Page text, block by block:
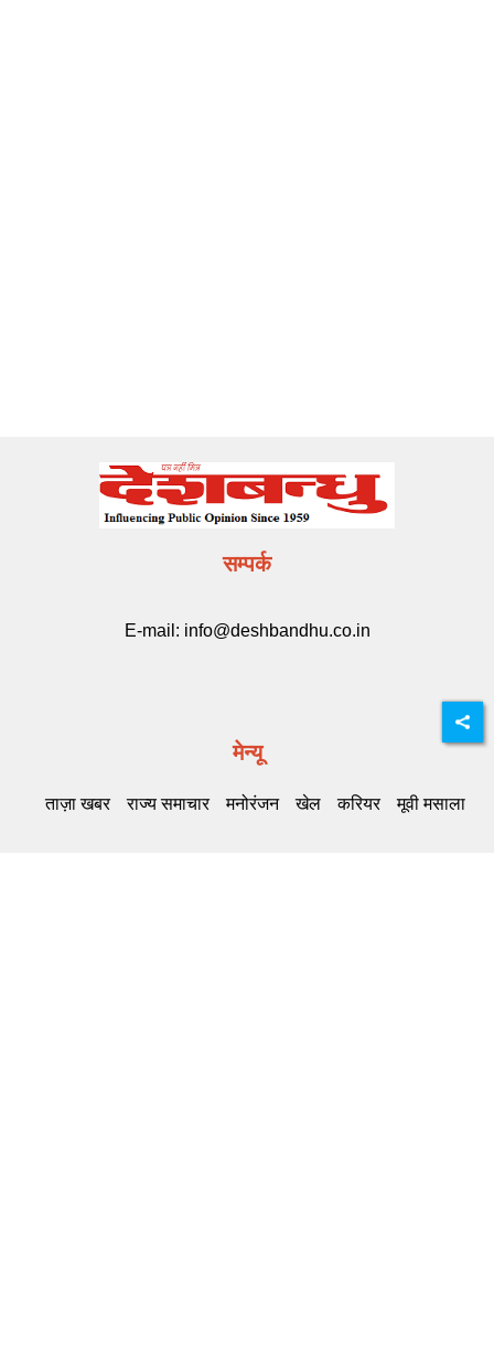
सम्पर्क
E-mail: info@deshbandhu.co.in
मेन्यू
ताज़ा खबर राज्य समाचार मनोरंजन खेल करियर मूवी मसाला